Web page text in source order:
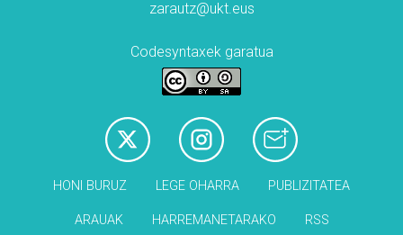
zarautz@ukt.eus
Codesyntaxek garatua
HONI BURUZ LEGE OHARRA PUBLIZITATEA
ARAUAK HARREMANETARAKO RSS